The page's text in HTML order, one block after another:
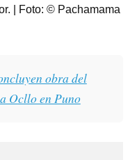
| Foto: © Pachamama
obra del
Ocllo en Puno